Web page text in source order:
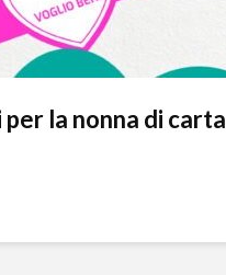
la nonna di carta